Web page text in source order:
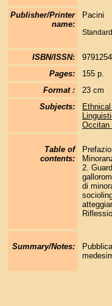
Publisher/Printer
name:
Pacini
ISBN/ISSN:
Pages:
155 p.
Format :
23 cm
Subjects:
Occitan
Table of
contents:
2.
di
Summary/Notes: